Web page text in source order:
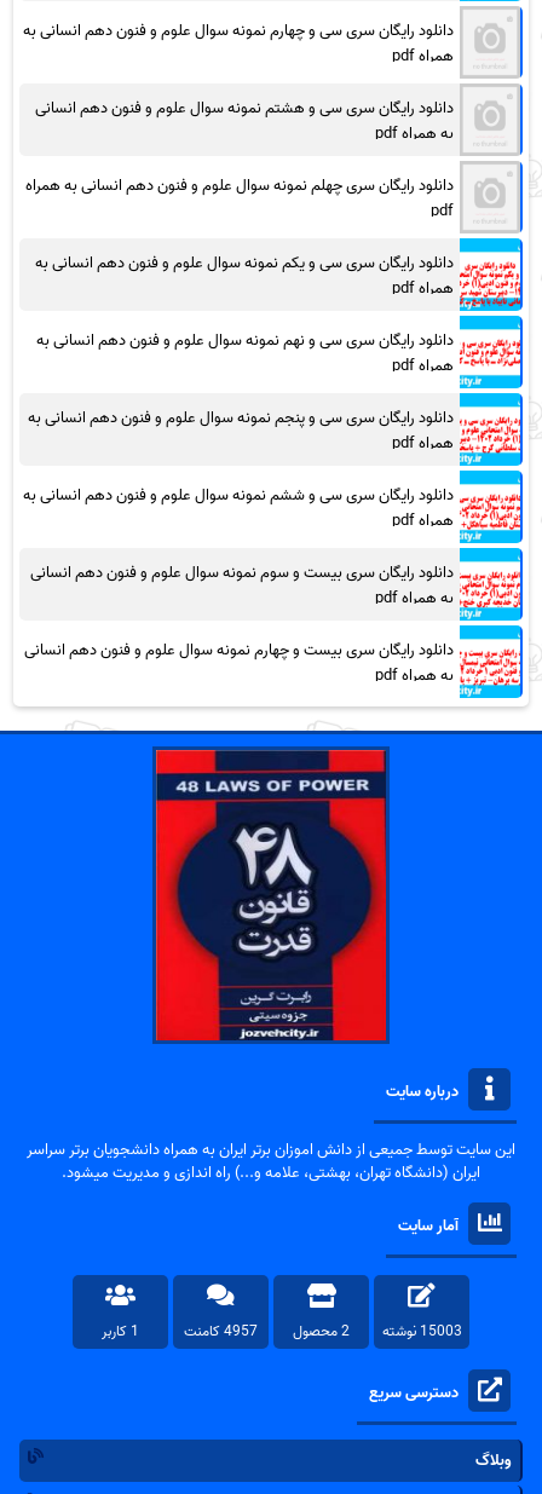
دانلود رایگان سری سی و چهارم نمونه سوال علوم و فنون دهم انسانی به
همراه pdf
دانلود رایگان سری سی و هشتم نمونه سوال علوم و فنون دهم انسانی
به همراه pdf
دانلود رایگان سری چهلم نمونه سوال علوم و فنون دهم انسانی به همراه
pdf
دانلود رایگان سری سی و یکم نمونه سوال علوم و فنون دهم انسانی به
همراه pdf
دانلود رایگان سری سی و نهم نمونه سوال علوم و فنون دهم انسانی به
همراه pdf
دانلود رایگان سری سی و پنجم نمونه سوال علوم و فنون دهم انسانی به
همراه pdf
دانلود رایگان سری سی و ششم نمونه سوال علوم و فنون دهم انسانی به
همراه pdf
دانلود رایگان سری بیست و سوم نمونه سوال علوم و فنون دهم انسانی
به همراه pdf
دانلود رایگان سری بیست و چهارم نمونه سوال علوم و فنون دهم انسانی
به همراه pdf
درباره سایت
این سایت توسط جمیعی از دانش اموزان برتر ایران به همراه دانشجویان برتر سراسر
ایران (دانشگاه تهران، بهشتی، علامه و...) راه اندازی و مدیریت میشود.
آمار سایت
15003 نوشته 2 محصول 4957 کامنت 1 کاربر
دسترسی سریع
وبلاگ